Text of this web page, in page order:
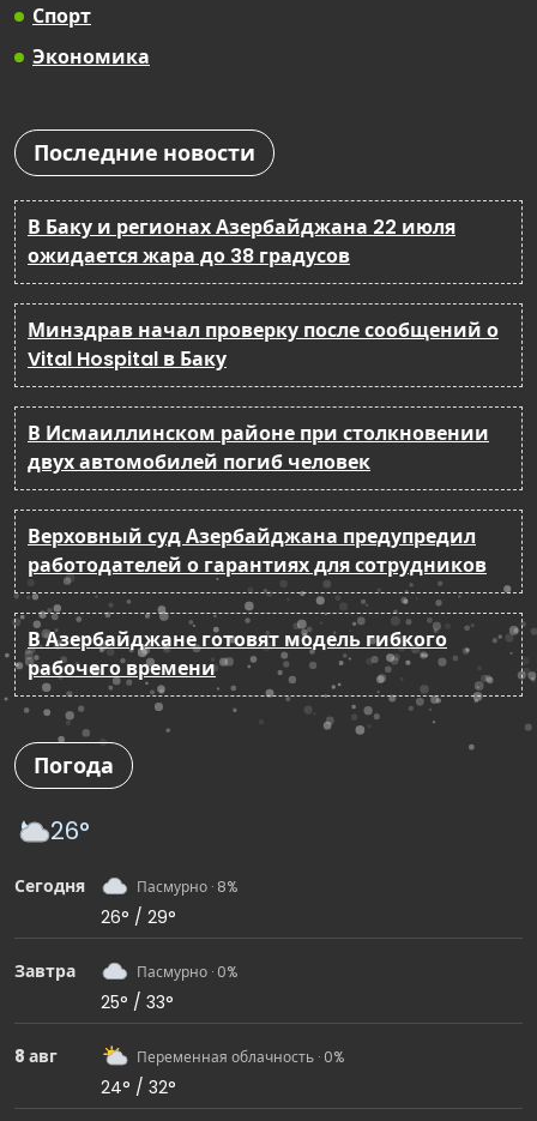
Спорт
Экономика
Последние новости
В Баку и регионах Азербайджана 22 июля
ожидается жара до 38 градусов
Минздрав начал проверку после сообщений о
Vital Hospital в Баку
В Исмаиллинском районе при столкновении
двух автомобилей погиб человек
Верховный суд Азербайджана предупредил
работодателей о гарантиях для сотрудников
В Азербайджане готовят модель гибкого
рабочего времени
Погода
26°
Сегодня Пасмурно · 8%
26° / 29°
Завтра Пасмурно · 0%
25° / 33°
8 авг Переменная облачность · 0%
24° / 32°